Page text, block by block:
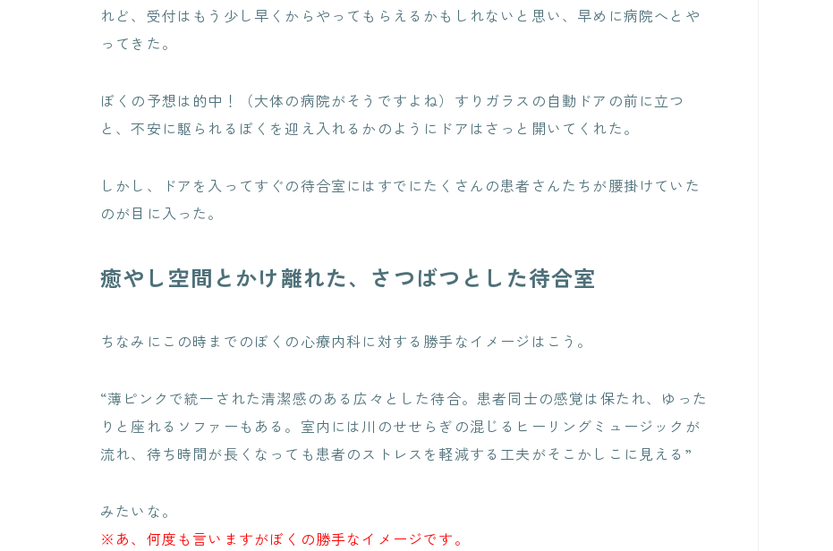
れど、受付はもう少し早くからやってもらえるかもしれないと思い、早めに病院へとや
ってきた。
ぼくの予想は的中！（大体の病院がそうですよね）すりガラスの自動ドアの前に立つ
と、不安に駆られるぼくを迎え入れるかのようにドアはさっと開いてくれた。
しかし、ドアを入ってすぐの待合室にはすでにたくさんの患者さんたちが腰掛けていた
のが目に入った。
癒やし空間とかけ離れた、さつばつとした待合室
ちなみにこの時までのぼくの心療内科に対する勝手なイメージはこう。
“薄ピンクで統一された清潔感のある広々とした待合。患者同士の感覚は保たれ、ゆった
りと座れるソファーもある。室内には川のせせらぎの混じるヒーリングミュージックが
流れ、待ち時間が長くなっても患者のストレスを軽減する工夫がそこかしこに見える”
みたいな。
※あ、何度も言いますがぼくの勝手なイメージです。